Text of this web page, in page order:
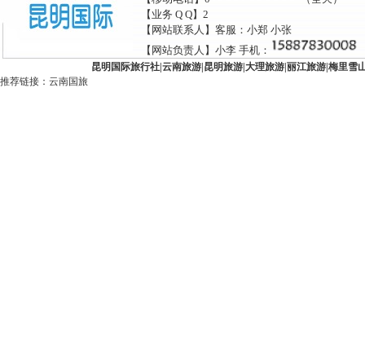
【业务 Q Q】2
【网站联系人】客服：小郑 小张
【网站负责人】小李 手机：
昆明国际旅行社| 云南旅游| 昆明旅游| 大理旅游| 丽江旅游| 梅里雪
推荐链接： 云南国旅